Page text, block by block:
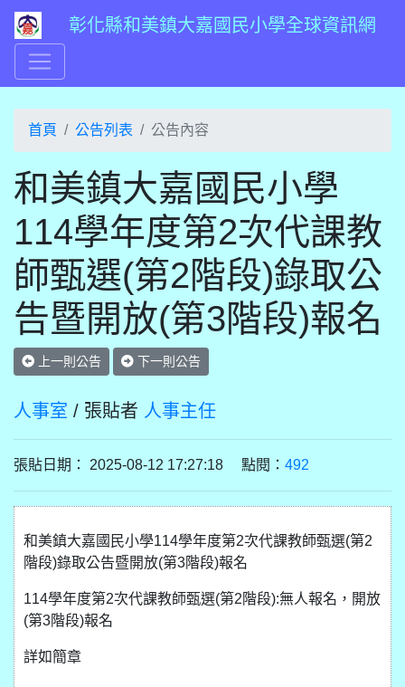
彰化縣和美鎮大嘉國民小學全球資訊網
首頁 公告列表 公告內容
和美鎮大嘉國民小學
114學年度第2次代課教
師甄選(第2階段)錄取公
告暨開放(第3階段)報名
上一則公告 下一則公告
人事室 / 張貼者 人事主任
張貼日期： 2025-08-12 17:27:18 點閱： 492
和美鎮大嘉國民小學114學年度第2次代課教師甄選(第2
階段)錄取公告暨開放(第3階段)報名
114學年度第2次代課教師甄選(第2階段):無人報名，開放
(第3階段)報名
詳如簡章